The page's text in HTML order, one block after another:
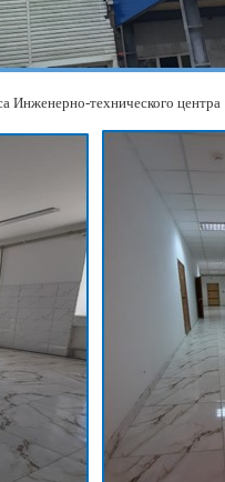
Инженерно-технического центра